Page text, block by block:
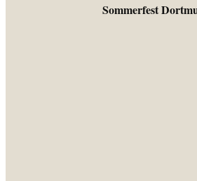
Sommerfest